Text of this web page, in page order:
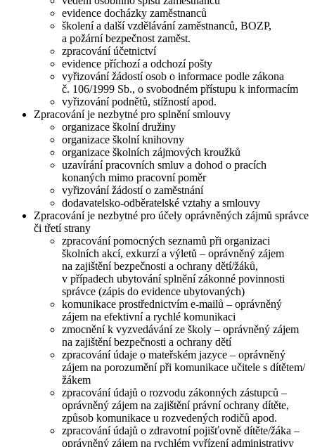
evidence docházky zaměstnanců
školení a další vzdělávání zaměstnanců, BOZP,
a požární bezpečnost zaměst.
zpracování účetnictví
evidence příchozí a odchozí pošty
vyřizování žádostí osob o informace podle zákona
č. 106/1999 Sb., o svobodném přístupu k informacím
vyřizování podnětů, stížností apod.
Zpracování je nezbytné pro splnění smlouvy
organizace školní družiny
organizace školní knihovny
organizace školních zájmových kroužků
uzavírání pracovních smluv a dohod o pracích
konaných mimo pracovní poměr
vyřizování žádostí o zaměstnání
dodavatelsko-odběratelské vztahy a smlouvy
Zpracování je nezbytné pro účely oprávněných zájmů správce
či třetí strany
zpracování pomocných seznamů při organizaci
školních akcí, exkurzí a výletů – oprávněný zájem
na zajištění bezpečnosti a ochrany dětí/žáků,
v případech ubytování splnění zákonné povinnosti
správce (zápis do evidence ubytovaných)
komunikace prostřednictvím e-mailů – oprávněný
zájem na efektivní a rychlé komunikaci
zmocnění k vyzvedávání ze školy – oprávněný zájem
na zajištění bezpečnosti a ochrany dětí
zpracování údaje o mateřském jazyce – oprávněný
zájem na porozumění při komunikace učitele s dítětem/
žákem
zpracování údajů o rozvodu zákonných zástupců –
oprávněný zájem na zajištění právní ochrany dítěte,
způsob komunikace u rozvedených rodičů apod.
zpracování údajů o zdravotní pojišťovně dítěte/žáka –
oprávněný zájem na rychlém vyřízení administrativy